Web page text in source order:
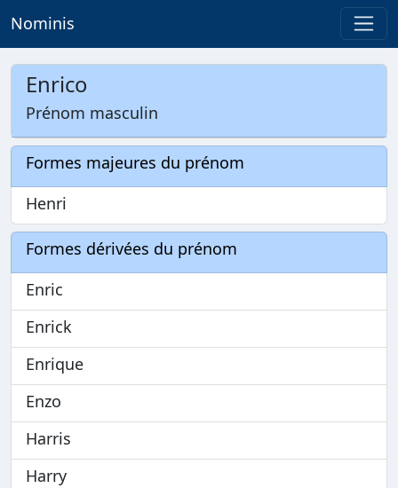
Nominis
Enrico
Prénom masculin
Formes majeures du prénom
Henri
Formes dérivées du prénom
Enric
Enrick
Enrique
Enzo
Harris
Harry